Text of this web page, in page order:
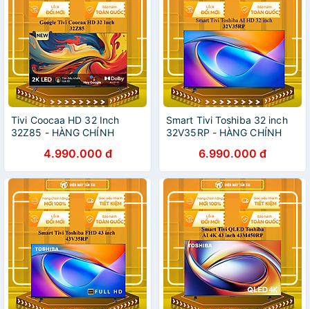
Tivi Coocaa HD 32 Inch
32Z85 - HÀNG CHÍNH
4.990.000 đ
Smart Tivi Toshiba 32 inch
32V35RP - HÀNG CHÍNH
6.990.000 đ